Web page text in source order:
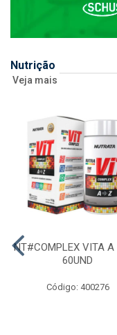
Nutrição
Veja mais
NT#COMPLEX VITA
60UND
Código: 400276